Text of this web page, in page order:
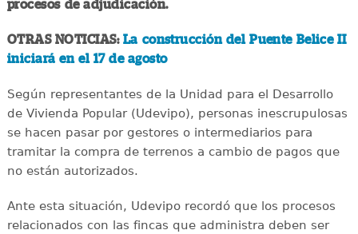
procesos de adjudicación.
OTRAS NOTICIAS: La construcción del Puente Belice II
iniciará en el 17 de agosto
Según representantes de la Unidad para el Desarrollo
de Vivienda Popular (Udevipo), personas inescrupulosas
se hacen pasar por gestores o intermediarios para
tramitar la compra de terrenos a cambio de pagos que
no están autorizados.
Ante esta situación, Udevipo recordó que los procesos
relacionados con las fincas que administra deben ser